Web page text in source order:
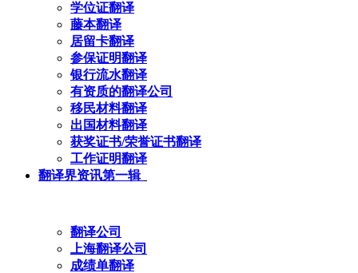
学位证翻译
藤本翻译
居留卡翻译
参保证明翻译
银行流水翻译
有资质的翻译公司
移民材料翻译
出国材料翻译
获奖证书/荣誉证书翻译
工作证明翻译
翻译界资讯第一辑
翻译公司
上海翻译公司
成绩单翻译